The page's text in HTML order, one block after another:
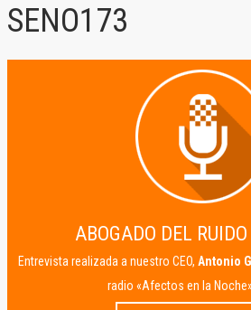
SENO173
ABOGADO DEL
Entrevista realizada a nuestro CEO, Antonio
radio «Afectos en la